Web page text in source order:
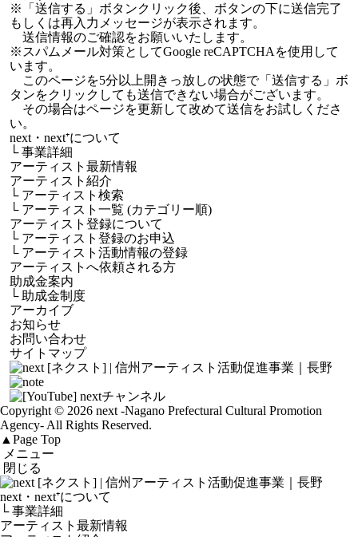
※「送信する」ボタンクリック後、ボタンの下に送信完了
もしくは再入力メッセージが表示されます。
送信情報のご確認をお願いいたします。
※スパムメール対策としてGoogle reCAPTCHAを使用して
います。
このページを5分以上開きっ放しの状態で「送信する」ボ
タンをクリックしても送信できない場合がございます。
その場合はページを更新して改めて送信をお試しくださ
い。
next・next⁺について
└事業詳細
アーティスト最新情報
アーティスト紹介
└ アーティスト検索
└ アーティスト一覧 (カテゴリー順)
アーティスト登録について
└ アーティスト登録のお申込
└ アーティスト活動情報の登録
アーティストへ依頼される方
助成金案内
└ 助成金制度
アーカイブ
お知らせ
お問い合わせ
サイトマップ
Copyright © 2026 next -Nagano Prefectural Cultural Promotion
Agency- All Rights Reserved.
▲ Page Top
メニュー
閉じる
next・next⁺について
└ 事業詳細
アーティスト最新情報